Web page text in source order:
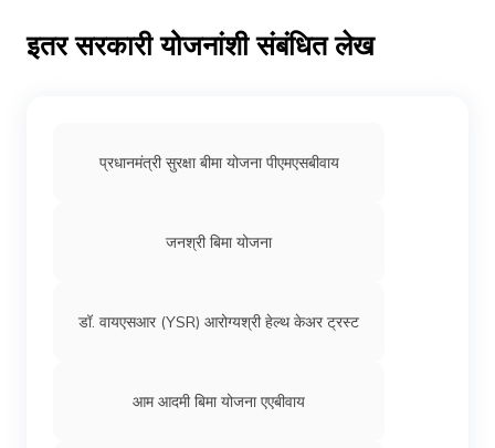
इतर सरकारी योजनांशी संबंधित लेख
प्रधानमंत्री सुरक्षा बीमा योजना पीएमएसबीवाय
जनश्री बिमा योजना
डॉ. वायएसआर (YSR) आरोग्यश्री हेल्थ केअर ट्रस्ट
आम आदमी बिमा योजना एएबीवाय